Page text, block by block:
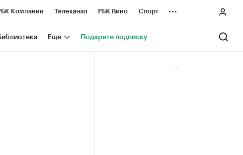
Компании Телеканал РБК Вино Спорт
проекты Город
...
Еще Подарите подписку